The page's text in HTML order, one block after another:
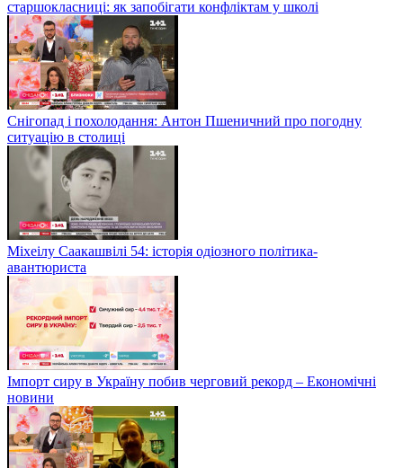
старшокласниці: як запобігати конфліктам у школі
Снігопад і похолодання: Антон Пшеничний про погодну
ситуацію в столиці
Міхеілу Саакашвілі 54: історія одіозного політика-
авантюриста
Імпорт сиру в Україну побив черговий рекорд – Економічні
новини